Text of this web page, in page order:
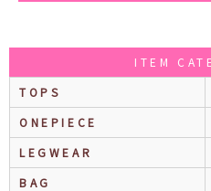
ITEM
TOPS
ONEPIECE
LEGWEAR
BAG